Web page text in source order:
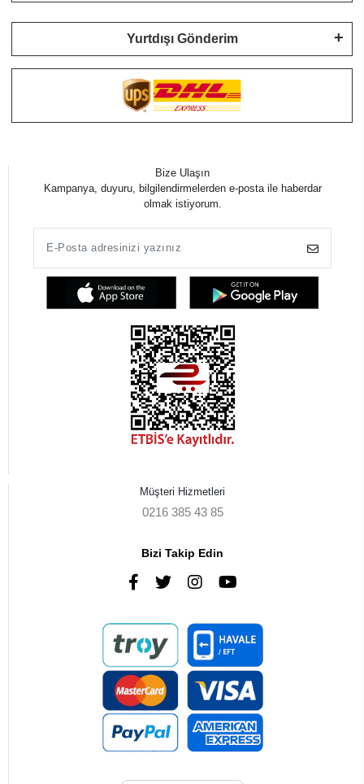
Yurtdışı Gönderim
Bize Ulaşın
Kampanya, duyuru, bilgilendirmelerden e-posta ile haberdar
olmak istiyorum.
Müşteri Hizmetleri
0216 385 43 85
Bizi Takip Edin